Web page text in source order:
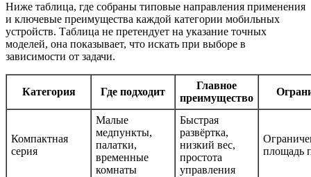
Ниже таблица, где собраны типовые направления применения
и ключевые преимущества каждой категории мобильных
устройств. Таблица не претендует на указание точных
моделей, она показывает, что искать при выборе в
зависимости от задачи.
Категория Где подходит
Главное
преимущество
Компактная
серия
Малые
медпункты,
палатки,
временные
комнаты
Быстрая
развёртка,
низкий вес,
простота
управления
площадь